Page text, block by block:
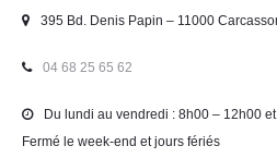
395 Bd. Denis Papin – 11000
04 68 25 65 62
Du lundi au vendredi : 8h00 – 12h00
Fermé le week-end et jours fériés